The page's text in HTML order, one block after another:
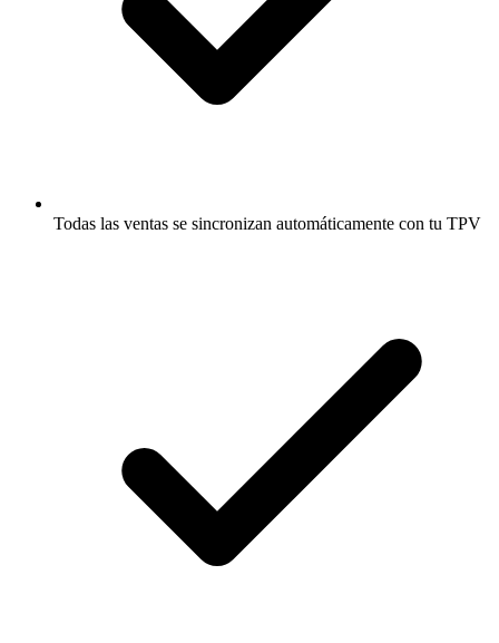
Todas las ventas se sincronizan automáticamente con tu TPV